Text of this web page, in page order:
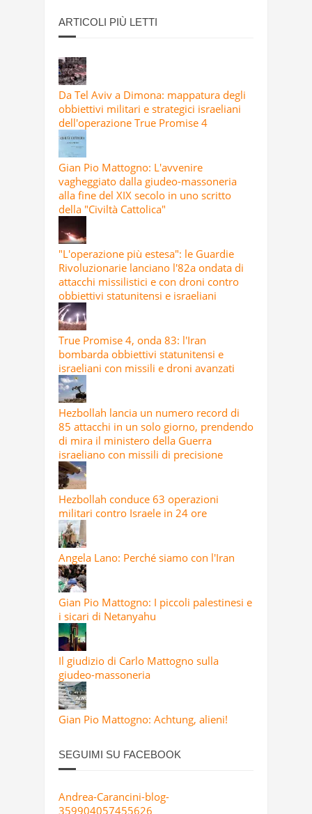
ARTICOLI PIÙ LETTI
Da Tel Aviv a Dimona: mappatura degli
obbiettivi militari e strategici israeliani
dell'operazione True Promise 4
Gian Pio Mattogno: L'avvenire
vagheggiato dalla giudeo-massoneria
alla fine del XIX secolo in uno scritto
della "Civiltà Cattolica"
"L'operazione più estesa": le Guardie
Rivoluzionarie lanciano l'82a ondata di
attacchi missilistici e con droni contro
obbiettivi statunitensi e israeliani
True Promise 4, onda 83: l'Iran
bombarda obbiettivi statunitensi e
israeliani con missili e droni avanzati
Hezbollah lancia un numero record di
85 attacchi in un solo giorno, prendendo
di mira il ministero della Guerra
israeliano con missili di precisione
Hezbollah conduce 63 operazioni
militari contro Israele in 24 ore
Angela Lano: Perché siamo con l'Iran
Gian Pio Mattogno: I piccoli palestinesi e
i sicari di Netanyahu
Il giudizio di Carlo Mattogno sulla
giudeo-massoneria
Gian Pio Mattogno: Achtung, alieni!
SEGUIMI SU FACEBOOK
Andrea-Carancini-blog-
359904057455626